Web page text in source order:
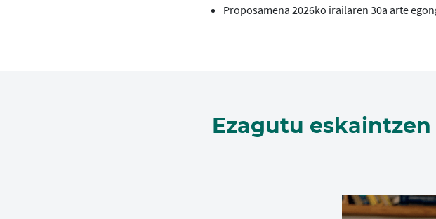
Proposamena 2026ko irailaren 30a arte
Ezagutu